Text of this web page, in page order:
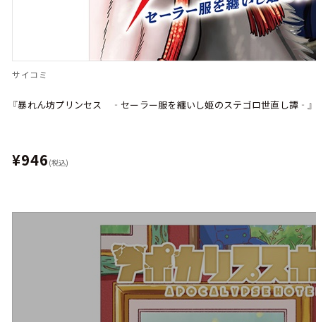
サイコミ
『暴れん坊プリンセス ‐セーラー服を纏いし姫のステゴロ世直し譚‐』
¥946 (税込)